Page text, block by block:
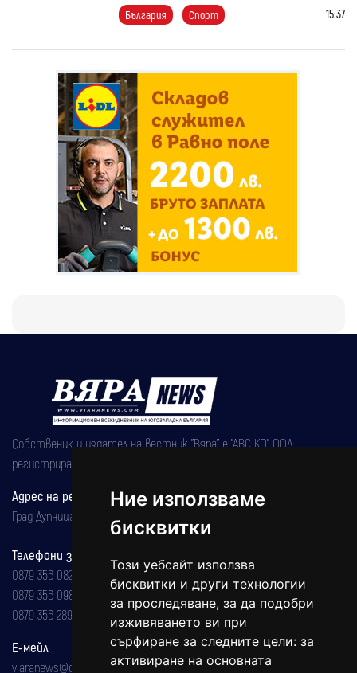
Ние използваме
бисквитки
Този уебсайт използва
бисквитки и други технологии
за проследяване, за да подобри
изживяването ви при
сърфиране за следните цели: за
активиране на основната
България Спорт 15:37
Собственик и издател на вестник "Вяра" е "АВС КО" ООД,
регистрирана на 08.05.2002 година.
Адрес на редакцията
Град Дупница, ул.''Христо Ботев" 43
Телефони за реклама и абонаменти
0879 356 082
0879 356 098
0879 356 289
Е-мейл
viaranews@gmail.com